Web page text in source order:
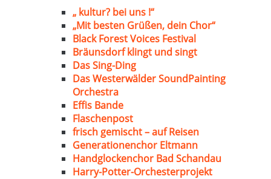
„ kultur? bei uns !“
„Mit besten Grüßen, dein Chor“
Black Forest Voices Festival
Bräunsdorf klingt und singt
Das Sing-Ding
Das Westerwälder SoundPainting
Orchestra
Effis Bande
Flaschenpost
frisch gemischt – auf Reisen
Generationenchor Eltmann
Handglockenchor Bad Schandau
Harry-Potter-Orchesterprojekt